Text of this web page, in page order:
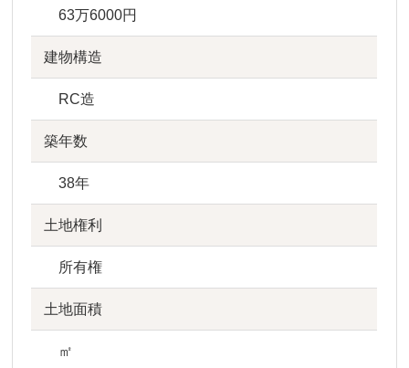
63万6000円
建物構造
RC造
築年数
38年
土地権利
所有権
土地面積
㎡